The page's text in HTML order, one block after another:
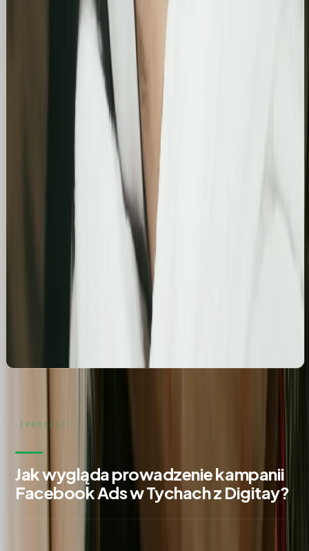
Optymalizacja wizytówki Google i pozycjonowanie
lokalne salonu Bling&Bliss
Szczegółowa optymalizacja wizytówki Google
Business Profile dla gabinetu piercingu i zabiegów
estetycznych z ukierunkowaniem na kluczowe frazy
Profesjonalny profil Google i pozycjonowanie lokalne
salonu kosmetologicznego
Zbudowanie i optymalizacja wizytówki Google dla
gabinetu kosmetologicznego Rosanna. Pełne
wdrożenie wizytówki, spójność NAP oraz integracja z
profilami społecznościowymi i stroną www.
Jak wygląda prowadzenie kampanii
Facebook Ads w Tychach z Digitay?